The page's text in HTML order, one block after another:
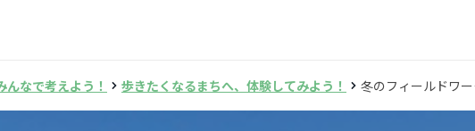
なで考えよう！ 歩きたくなるまちへ、体験してみよう！ 冬のフィールドワ